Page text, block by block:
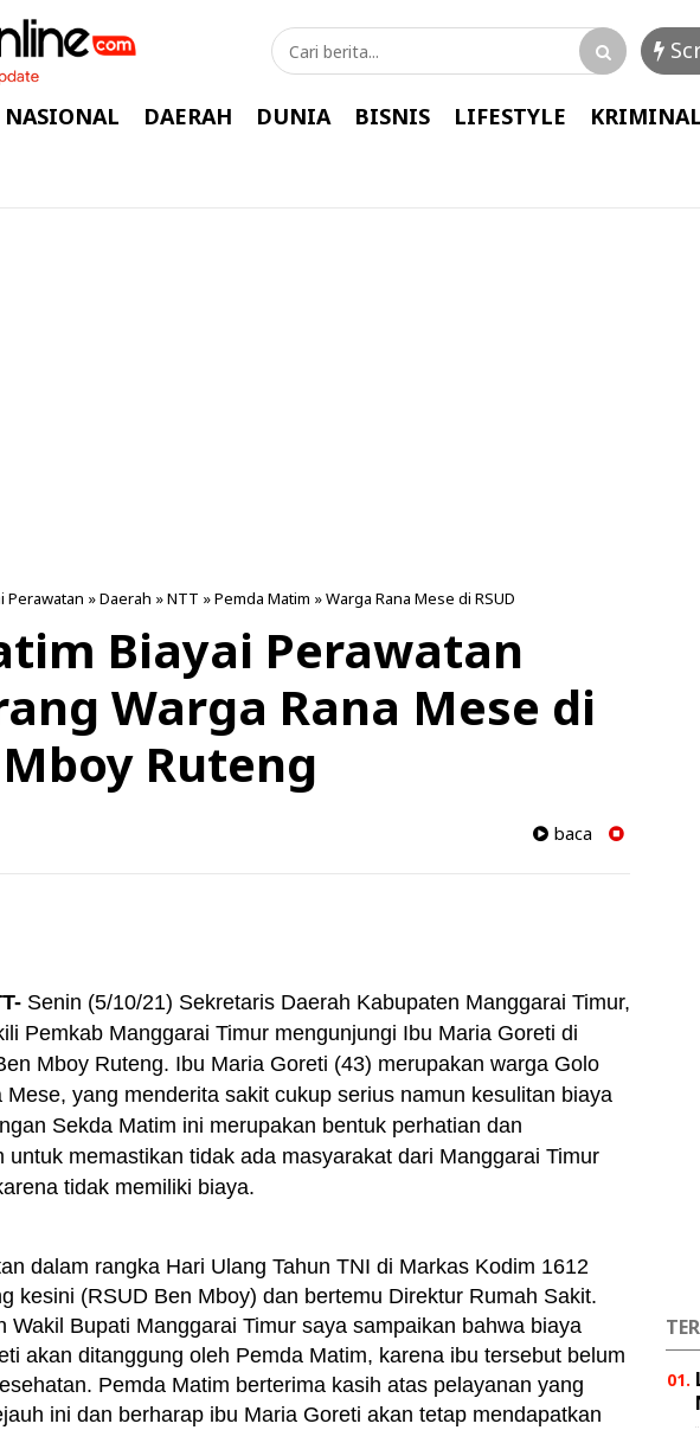
NASIONAL DAERAH DUNIA BISNIS LIFESTYLE KRIMINAL
Perawatan »Daerah »NTT »Pemda Matim »Warga Rana Mese di RSUD
Biayai Perawatan
Warga Rana Mese di
Mboy Ruteng
baca
Senin (5/10/21) Sekretaris Daerah Kabupaten Manggarai Timur,
Pemkab Manggarai Timur mengunjungi Ibu Maria Goreti di
Mboy Ruteng. Ibu Maria Goreti (43) merupakan warga Golo
yang menderita sakit cukup serius namun kesulitan biaya
Sekda Matim ini merupakan bentuk perhatian dan
untuk memastikan tidak ada masyarakat dari Manggarai Timur
tidak memiliki biaya.
dalam rangka Hari Ulang Tahun TNI di Markas Kodim 1612
kesini (RSUD Ben Mboy) dan bertemu Direktur Rumah Sakit.
Wakil Bupati Manggarai Timur saya sampaikan bahwa biaya
akan ditanggung oleh Pemda Matim, karena ibu tersebut belum
Pemda Matim berterima kasih atas pelayanan yang
ini dan berharap ibu Maria Goreti akan tetap mendapatkan